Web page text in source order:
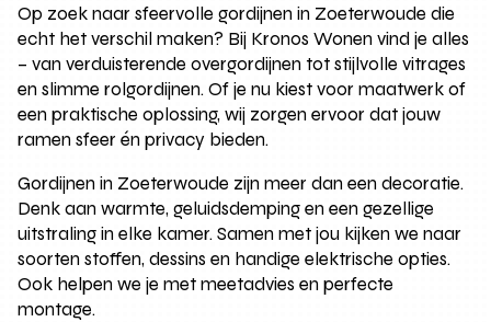
Op zoek naar sfeervolle gordijnen in Zoeterwoude die
echt het verschil maken? Bij Kronos Wonen vind je alles
– van verduisterende overgordijnen tot stijlvolle vitrages
en slimme rolgordijnen. Of je nu kiest voor maatwerk of
een praktische oplossing, wij zorgen ervoor dat jouw
ramen sfeer én privacy bieden.
Gordijnen in Zoeterwoude zijn meer dan een decoratie.
Denk aan warmte, geluidsdemping en een gezellige
uitstraling in elke kamer. Samen met jou kijken we naar
soorten stoffen, dessins en handige elektrische opties.
Ook helpen we je met meetadvies en perfecte
montage.